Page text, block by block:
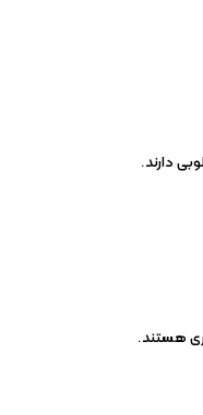
دارند.
هستند.